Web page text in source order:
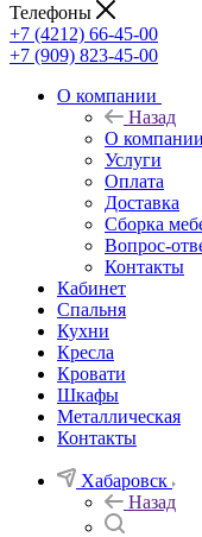
Телефоны
+7 (4212) 66-45-00
+7 (909) 823-45-00
О компании
Назад
О компании
Услуги
Оплата
Доставка
Сборка
Вопрос-
Контакты
Кабинет
Спальня
Кухни
Кресла
Кровати
Шкафы
Металлическая
Контакты
Хабаровск
Назад